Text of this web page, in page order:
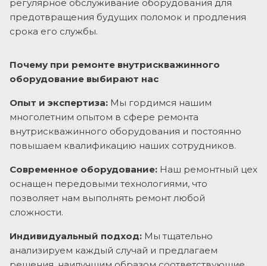
регулярное обслуживание оборудования для
предотвращения будущих поломок и продления
срока его службы.
Почему при ремонте внутрискважинного
оборудование выбирают нас
Опыт и экспертиза: Мы гордимся нашим
многолетним опытом в сфере ремонта
внутрискважинного оборудования и постоянно
повышаем квалификацию наших сотрудников.
Современное оборудование: Наш ремонтный цех
оснащен передовыми технологиями, что
позволяет нам выполнять ремонт любой
сложности.
Индивидуальный подход: Мы тщательно
анализируем каждый случай и предлагаем